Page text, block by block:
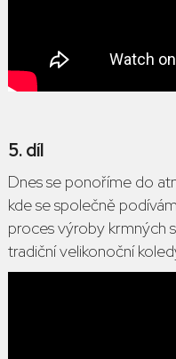
5. díl
Dnes se ponoříme do
kde se společně
proces výroby krmných
tradiční velikonoční